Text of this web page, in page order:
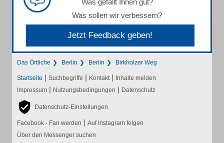
Was gefällt Ihnen gut?
Was sollen wir verbessern?
Jetzt Feedback geben!
Das Örtliche Berlin Berlin Birkholzer Weg
Startseite | Suchbegriffe | Kontakt | Inhalte melden
Impressum | Nutzungsbedingungen | Datenschutz
Datenschutz-Einstellungen
Facebook - Fan werden | Auf Instagram folgen
Über den Messenger suchen